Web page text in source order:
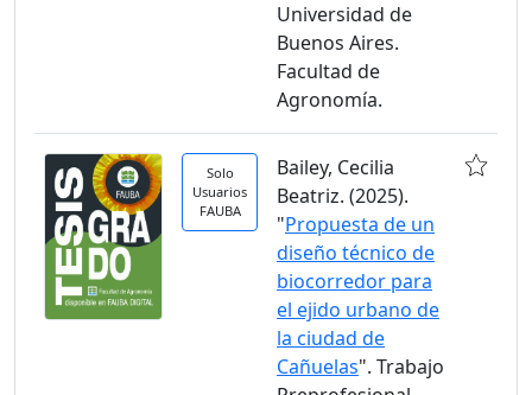
Universidad de
Buenos Aires.
Facultad de
Agronomía.
Solo
Usuarios
FAUBA
Bailey, Cecilia
Beatriz. (2025).
"Propuesta de un
diseño técnico de
biocorredor para
el ejido urbano de
la ciudad de
Cañuelas". Trabajo